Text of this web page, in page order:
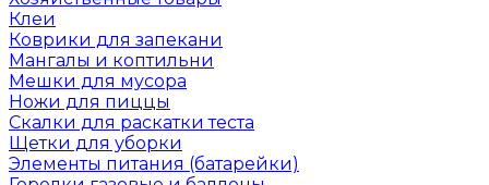
Клеи
Коврики для запекани
Мангалы и коптильни
Мешки для мусора
Ножи для пиццы
Скалки для раскатки теста
Щетки для уборки
Элементы питания (батарейки)